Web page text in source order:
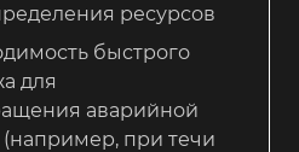
ресурсов
быстрого
для
аварийной
(например, при течи